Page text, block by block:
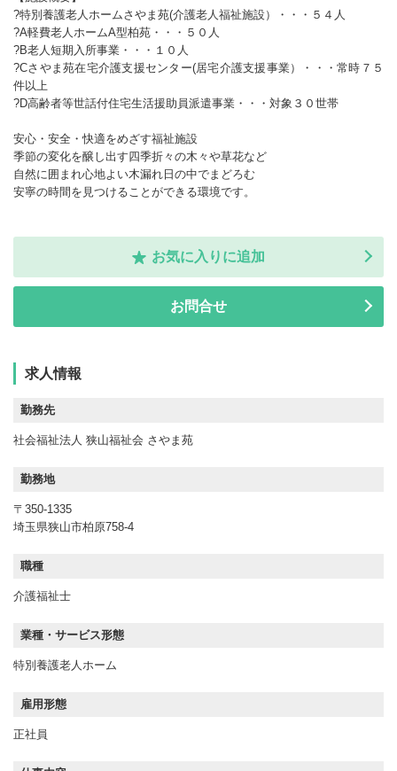
?特別養護老人ホームさやま苑(介護老人福祉施設）・・・５４人
?A軽費老人ホームA型柏苑・・・５０人
?B老人短期入所事業・・・１０人
?Cさやま苑在宅介護支援センター(居宅介護支援事業）・・・常時７５
件以上
?D高齢者等世話付住宅生活援助員派遣事業・・・対象３０世帯
安心・安全・快適をめざす福祉施設
季節の変化を醸し出す四季折々の木々や草花など
自然に囲まれ心地よい木漏れ日の中でまどろむ
安寧の時間を見つけることができる環境です。
お気に入りに追加
お問合せ
求人情報
勤務先
社会福祉法人 狭山福祉会 さやま苑
勤務地
〒350-1335
埼玉県狭山市柏原758-4
職種
介護福祉士
業種・サービス形態
特別養護老人ホーム
雇用形態
正社員